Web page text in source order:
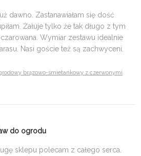
dawno. Zastanawiałam się dość
Żałuje tylko że tak długo z tym
Wymiar zestawu idealnie
Nasi goście też są zachwyceni.
brązowo-śmietankowy z czerwonymi
do ogrodu
sklepu polecam z całego serca.